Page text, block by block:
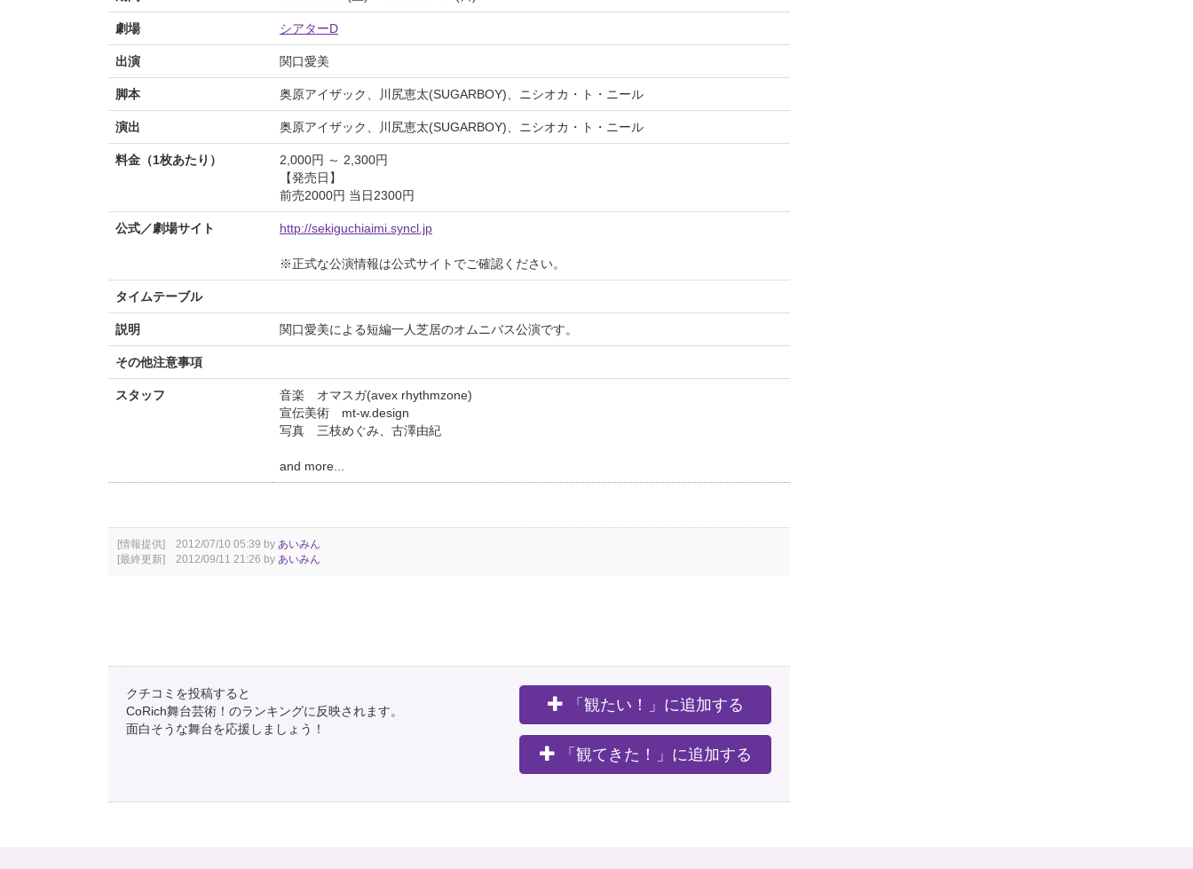
劇場 シアターD
出演 関口愛美
脚本 奥原アイザック、川尻恵太(SUGARBOY)、ニシオカ・ト・ニール
演出 奥原アイザック、川尻恵太(SUGARBOY)、ニシオカ・ト・ニール
料金（1枚あたり）
2,000円 ～ 2,300円
【発売日】
前売2000円 当日2300円
公式／劇場サイト http://sekiguchiaimi.syncl.jp
※正式な公演情報は公式サイトでご確認ください。
タイムテーブル
説明 関口愛美による短編一人芝居のオムニバス公演です。
その他注意事項
スタッフ
音楽 オマスガ(avex rhythmzone)
宣伝美術 mt-w.design
写真 三枝めぐみ、古澤由紀
and more...
[情報提供] 2012/07/10 05:39 by あいみん
[最終更新] 2012/09/11 21:26 by あいみん
クチコミを投稿すると
CoRich舞台芸術！のランキングに反映されます。
面白そうな舞台を応援しましょう！
「観たい！」に追加する
「観てきた！」に追加する